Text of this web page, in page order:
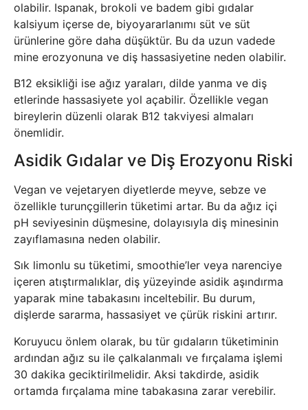
olabilir. Ispanak, brokoli ve badem gibi gıdalar
kalsiyum içerse de, biyoyararlanımı süt ve süt
ürünlerine göre daha düşüktür. Bu da uzun vadede
mine erozyonuna ve diş hassasiyetine neden olabilir.
B12 eksikliği ise ağız yaraları, dilde yanma ve diş
etlerinde hassasiyete yol açabilir. Özellikle vegan
bireylerin düzenli olarak B12 takviyesi almaları
önemlidir.
Asidik Gıdalar ve Diş Erozyonu Riski
Vegan ve vejetaryen diyetlerde meyve, sebze ve
özellikle turunçgillerin tüketimi artar. Bu da ağız içi
pH seviyesinin düşmesine, dolayısıyla diş minesinin
zayıflamasına neden olabilir.
Sık limonlu su tüketimi, smoothie’ler veya narenciye
içeren atıştırmalıklar, diş yüzeyinde asidik aşındırma
yaparak mine tabakasını inceltebilir. Bu durum,
dişlerde sararma, hassasiyet ve çürük riskini artırır.
Koruyucu önlem olarak, bu tür gıdaların tüketiminin
ardından ağız su ile çalkalanmalı ve fırçalama işlemi
30 dakika geciktirilmelidir. Aksi takdirde, asidik
ortamda fırçalama mine tabakasına zarar verebilir.